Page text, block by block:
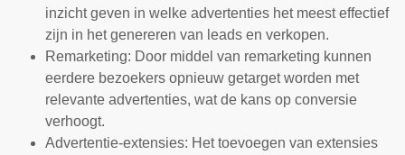
inzicht geven in welke advertenties het meest effectief
zijn in het genereren van leads en verkopen.
Remarketing: Door middel van remarketing kunnen
eerdere bezoekers opnieuw getarget worden met
relevante advertenties, wat de kans op conversie
verhoogt.
Advertentie-extensies: Het toevoegen van extensies